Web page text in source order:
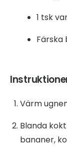
1 tsk
Värm
Blanda
bananer,